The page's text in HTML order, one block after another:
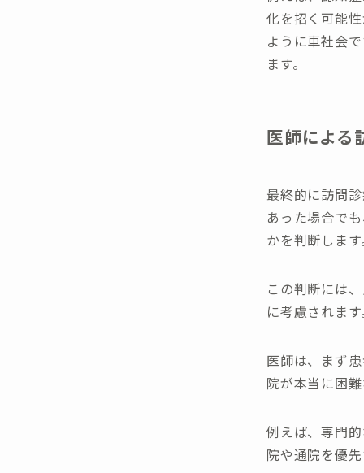
化を招く可能
ように車社会
ます。
医師による
最終的に訪問
あった場合で
かを判断しま
この判断には
に考慮されま
医師は、まず
院が本当に困
例えば、専門
院や通院を優